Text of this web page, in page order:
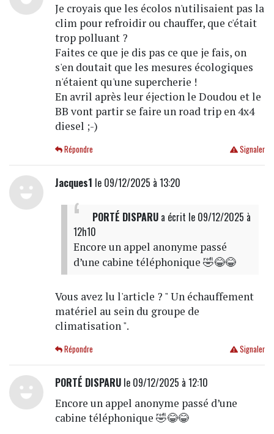
Je croyais que les écolos n'utilisaient pas la
clim pour refroidir ou chauffer, que c'était
trop polluant ?
Faites ce que je dis pas ce que je fais, on
s'en doutait que les mesures écologiques
n'étaient qu'une supercherie !
En avril après leur éjection le Doudou et le
BB vont partir se faire un road trip en 4x4
diesel ;-)
Signaler
Répondre
Jacques1 le 09/12/2025 à 13:20
PORTÉ DISPARUa écrit le 09/12/2025 à
12h10
Encore un appel anonyme passé
d’une cabine téléphonique 🤣😂😂
Vous avez lu l'article ? " Un échauffement
matériel au sein du groupe de
climatisation ".
Signaler
Répondre
PORTÉ DISPARUle 09/12/2025 à 12:10
Encore un appel anonyme passé d’une
cabine téléphonique 🤣😂😂